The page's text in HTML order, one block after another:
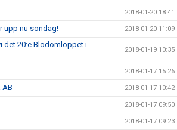
2018-01-20 18:41
upp nu söndag! 2018-01-20 11:09
det 20:e Blodomloppet i
2018-01-19 10:35
2018-01-17 15:26
AB 2018-01-17 10:42
2018-01-17 09:50
2018-01-17 09:23